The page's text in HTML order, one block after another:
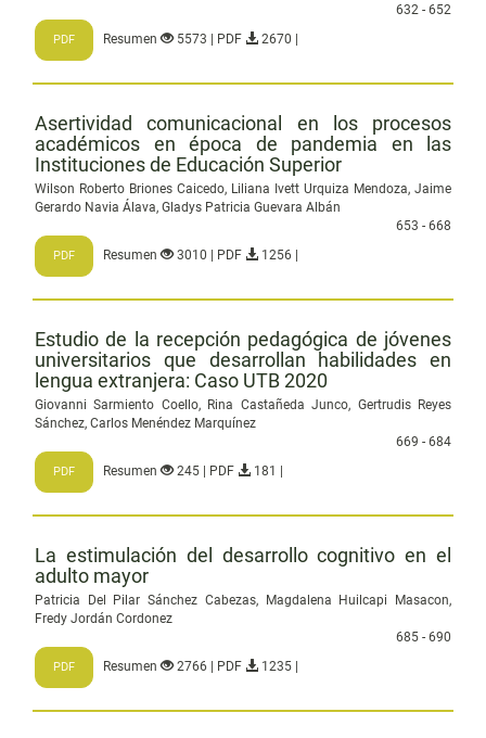
632 - 652
PDF Resumen 5573 | PDF 2670 |
Asertividad comunicacional en los procesos
académicos en época de pandemia en las
Instituciones de Educación Superior
Wilson Roberto Briones Caicedo, Liliana Ivett Urquiza Mendoza, Jaime
Gerardo Navia Álava, Gladys Patricia Guevara Albán
653 - 668
PDF Resumen 3010 | PDF 1256 |
Estudio de la recepción pedagógica de jóvenes
universitarios que desarrollan habilidades en
lengua extranjera: Caso UTB 2020
Giovanni Sarmiento Coello, Rina Castañeda Junco, Gertrudis Reyes
Sánchez, Carlos Menéndez Marquínez
669 - 684
PDF Resumen 245 | PDF 181 |
La estimulación del desarrollo cognitivo en el
adulto mayor
Patricia Del Pilar Sánchez Cabezas, Magdalena Huilcapi Masacon,
Fredy Jordán Cordonez
685 - 690
PDF Resumen 2766 | PDF 1235 |